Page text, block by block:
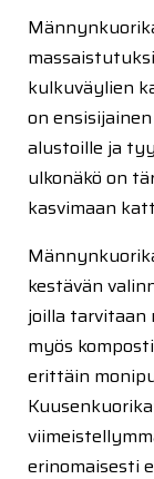
kulkuväylien
on
alustoille ja
ulkonäkö on
kasvimaan
kestävän
joilla tarvitaan
myös
erittäin
erinomaisesti